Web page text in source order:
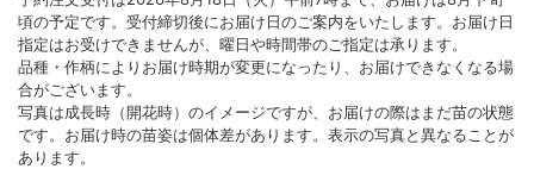
頃の予定です。受付締切後にお届け日のご案内をいたします。お届け日
指定はお受けできませんが、曜日や時間帯のご指定は承ります。
品種・作柄によりお届け時期が変更になったり、お届けできなくなる場
合がございます。
写真は成長時（開花時）のイメージですが、お届けの際はまだ苗の状態
です。お届け時の苗姿は個体差があります。表示の写真と異なることが
あります。